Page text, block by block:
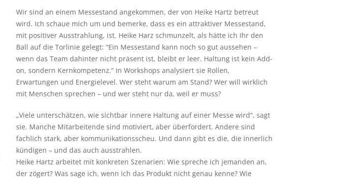
Wir sind an einem Messestand angekommen, der von Heike Hartz betreut
wird. Ich schaue mich um und bemerke, dass es ein attraktiver Messestand,
mit positiver Ausstrahlung, ist. Heike Harz schmunzelt, als hätte ich Ihr den
Ball auf die Torlinie gelegt: “Ein Messestand kann noch so gut aussehen –
wenn das Team dahinter nicht präsent ist, bleibt er leer. Haltung ist kein Add-
on, sondern Kernkompetenz.” In Workshops analysiert sie Rollen,
Erwartungen und Energielevel. Wer steht warum am Stand? Wer will wirklich
mit Menschen sprechen – und wer steht nur da, weil er muss?
„Viele unterschätzen, wie sichtbar innere Haltung auf einer Messe wird“, sagt
sie. Manche Mitarbeitende sind motiviert, aber überfordert. Andere sind
fachlich stark, aber kommunikationsscheu. Und dann gibt es die, die innerlich
kündigen – und das auch ausstrahlen.
Heike Hartz arbeitet mit konkreten Szenarien: Wie spreche ich jemanden an,
der zögert? Was sage ich, wenn ich das Produkt nicht genau kenne? Wie